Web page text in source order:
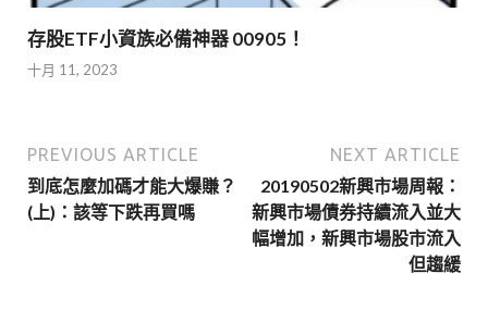
存股ETF小資族必備神器 00905！
十月 11, 2023
PREVIOUS ARTICLE
到底怎麼加碼才能大爆賺？
(上)：該等下跌再買嗎
NEXT ARTICLE
20190502新興市場周報：
新興市場債券持續流入並大
幅增加，新興市場股市流入
但趨緩